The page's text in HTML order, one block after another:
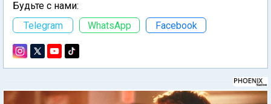
Будьте с нами:
Telegram
WhatsApp Facebook